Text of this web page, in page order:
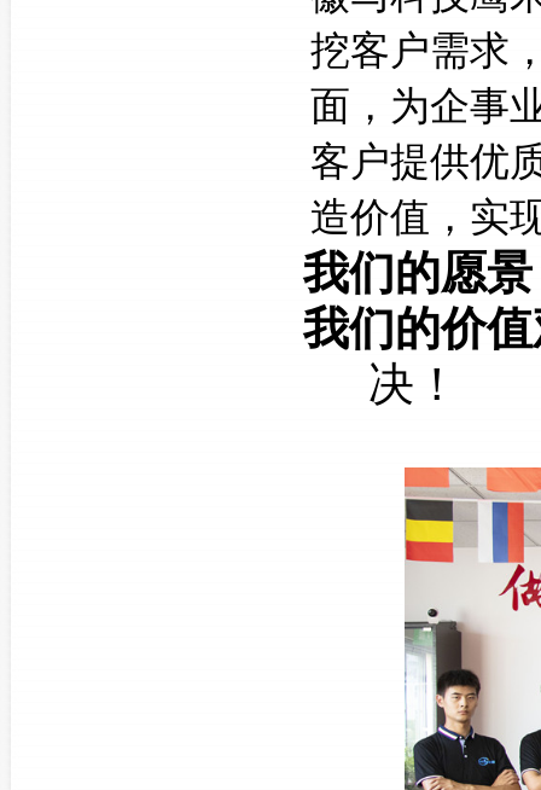
挖客户需求
面，为企事
客户提供优
造价值，实
我们的愿
我们的价
决！